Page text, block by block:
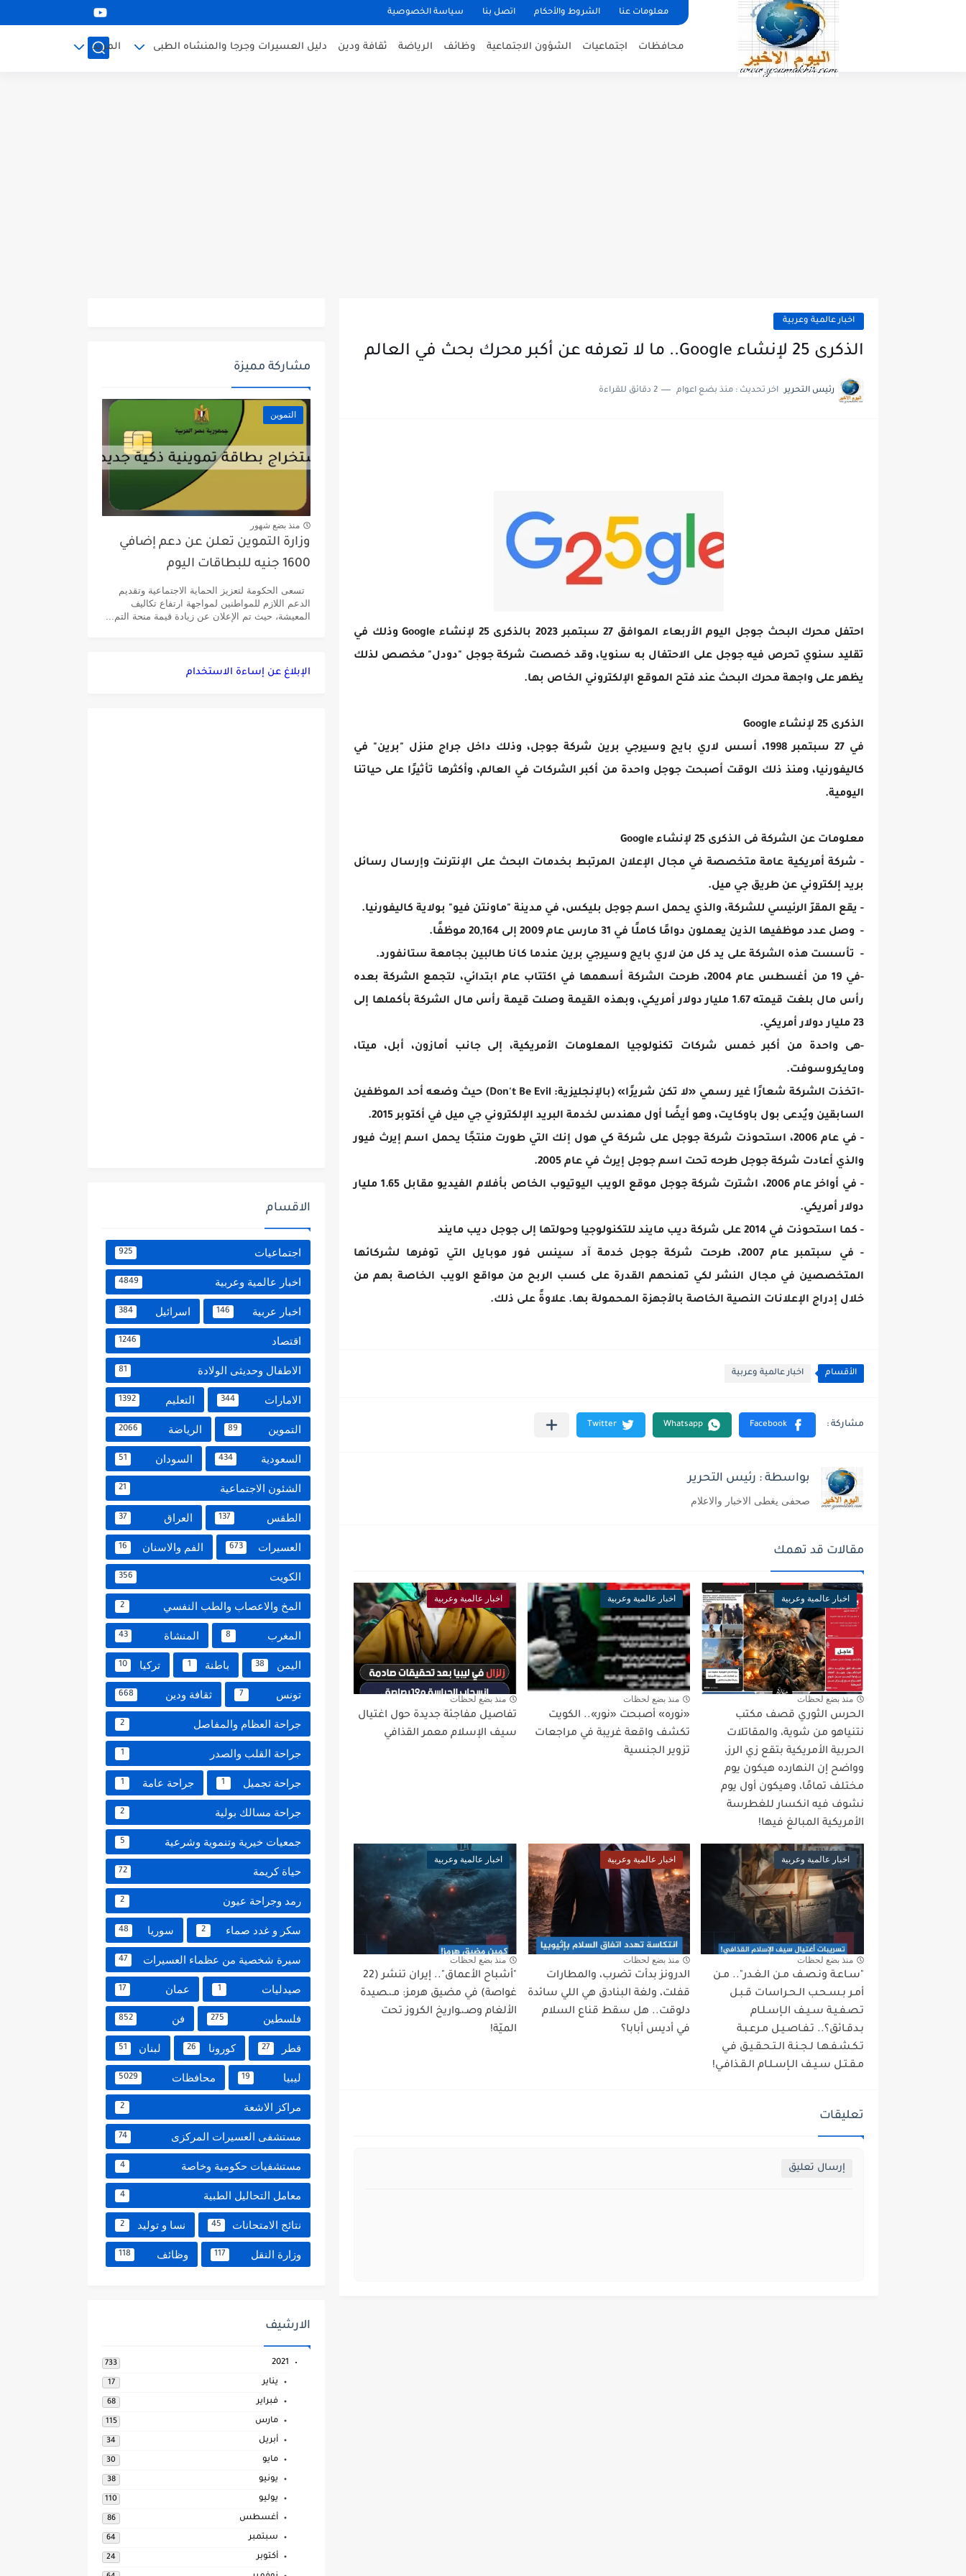
معلومات عنا الشروط والأحكام اتصل بنا سياسة الخصوصية
محافظات اجتماعيات الشؤون الاجتماعية وظائف الرياضة ثقافة ودين دليل العسيرات وجرجا والمنشاه الطبى المزيد
اخبار عالمية وعربية
الذكرى 25 لإنشاء Google.. ما لا تعرفه عن أكبر محرك بحث في العالم
رئيس التحرير اخر تحديث : منذ بضع اعوام 2 دقائق للقراءة
احتفل محرك البحث جوجل اليوم الأربعاء الموافق 27 سبتمبر 2023 بالذكرى 25 لإنشاء Google وذلك في
تقليد سنوي تحرص فيه جوجل على الاحتفال به سنويا، وقد خصصت شركة جوجل "دودل" مخصص لذلك
يظهر على واجهة محرك البحث عند فتح الموقع الإلكتروني الخاص بها.
الذكرى 25 لإنشاء Google
في 27 سبتمبر 1998، أسس لاري بايج وسيرجي برين شركة جوجل، وذلك داخل جراج منزل "برين" في
كاليفورنيا، ومنذ ذلك الوقت أصبحت جوجل واحدة من أكبر الشركات في العالم، وأكثرها تأثيرًا على حياتنا
اليومية.
معلومات عن الشركة فى الذكرى 25 لإنشاء Google
- شركة أمريكية عامة متخصصة في مجال الإعلان المرتبط بخدمات البحث على الإنترنت وإرسال رسائل
بريد إلكتروني عن طريق جي ميل.
- يقع المقرّ الرئيسي للشركة، والذي يحمل اسم جوجل بليكس، في مدينة "ماونتن فيو" بولاية كاليفورنيا.
- وصل عدد موظفيها الذين يعملون دوامًا كاملًا في 31 مارس عام 2009 إلى 20,164 موظفًا.
- تأسست هذه الشركة على يد كل من لاري بايج وسيرجي برين عندما كانا طالبين بجامعة ستانفورد.
-في 19 من أغسطس عام 2004، طرحت الشركة أسهمها في اكتتاب عام ابتدائي، لتجمع الشركة بعده
رأس مال بلغت قيمته 1.67 مليار دولار أمريكي، وبهذه القيمة وصلت قيمة رأس مال الشركة بأكملها إلى
23 مليار دولار أمريكي.
-هى واحدة من أكبر خمس شركات تكنولوجيا المعلومات الأمريكية، إلى جانب أمازون، أبل، ميتا،
ومايكروسوفت.
-اتخذت الشركة شعارًا غير رسمي «لا تكن شريرًا» (بالإنجليزية: Don't Be Evil)‏ حيث وضعه أحد الموظفين
السابقين ويُدعى بول باوكايت، وهو أيضًا أول مهندس لخدمة البريد الإلكتروني جي ميل في أكتوبر 2015.
- في عام 2006، استحوذت شركة جوجل على شركة كي هول إنك التي طورت منتجًا يحمل اسم إيرث فيور
والذي أعادت شركة جوجل طرحه تحت اسم جوجل إيرث في عام 2005.
- في أواخر عام 2006، اشترت شركة جوجل موقع الويب اليوتيوب الخاص بأفلام الفيديو مقابل 1.65 مليار
دولار أمريكي.
- كما استحوذت في 2014 على شركة ديب مايند للتكنولوجيا وحولتها إلى جوجل ديب مايند
- في سبتمبر عام 2007، طرحت شركة جوجل خدمة آد سينس فور موبايل التي توفرها لشركائها
المتخصصين في مجال النشر لكي تمنحهم القدرة على كسب الربح من مواقع الويب الخاصة بهم من
خلال إدراج الإعلانات النصية الخاصة بالأجهزة المحمولة بها. علاوةً على ذلك.
الأقسام اخبار عالمية وعربية
بواسطة : رئيس التحرير
صحفى يغطى الاخبار والاعلام
مقالات قد تهمك
اخبار عالمية وعربية
منذ بضع لحظات
الحرس الثوري قصف مكتب
نتنياهو من شوية، والمقاتلات
الحربية الأمريكية بتقع زي الرز،
وواضح إن النهارده هيكون يوم
مختلف تمامًا، وهيكون أول يوم
نشوف فيه انكسار للغطرسة
الأمريكية المبالغ فيها!
اخبار عالمية وعربية
منذ بضع لحظات
«نوره» أصبحت «نور».. الكويت
تكشف واقعة غريبة في مراجعات
تزوير الجنسية
اخبار عالمية وعربية
منذ بضع لحظات
تفاصيل مفاجئة جديدة حول اغتيال
سيف الإسلام معمر القذافي
اخبار عالمية وعربية
منذ بضع لحظات
"سـاعـة ونـصـف مـن الـغـدر".. مـن
أمـر بـسـحـب الـحـراسات قـبـل
تـصـفـيـة سـيـف الـإسـلـام
بـدقـائق؟.. تـفـاصـيـل مـرعـبـة
تـكـشـفـهـا لـجـنـة الـتـحـقـيـق فـي
مـقـتـل سـيـف الـإسـلـام الـقـذافـي!
اخبار عالمية وعربية
منذ بضع لحظات
الدرونز بدأت تضرب، والمطارات
قفلت، ولغة البنادق هي اللي سائدة
دلوقت.. هل سقط قناع السلام
في أديس أبابا؟
اخبار عالمية وعربية
منذ بضع لحظات
"أشباح الأعماق".. إيران تنشر (22
غواصة) في مضيق هرمز: مـ،ـصيدة
الألغام وصـ،ـواريخ الكروز تحت
الميّة!
تعليقات
إرسال تعليق
مشاركة مميزة
التموين
منذ بضع شهور
وزارة التموين تعلن عن دعم إضافي
1600 جنيه للبطاقات اليوم
تسعى الحكومة لتعزيز الحماية الاجتماعية وتقديم
الدعم اللازم للمواطنين لمواجهة ارتفاع تكاليف
المعيشة، حيث تم الإعلان عن زيادة قيمة منحة التم...
الإبلاغ عن إساءة الاستخدام
الاقسام
اجتماعيات 925
اخبار عالمية وعربية 4849
اخبار عربية 146 اسرائيل 384
اقتصاد 1246
الاطفال وحديثى الولادة 81
الامارات 344 التعليم 1392
التموين 89 الرياضة 2066
السعودية 434 السودان 51
الشئون الاجتماعية 21
الطقس 137 العراق 37
العسيرات 673 الفم والاسنان 16
الكويت 356
المخ والاعصاب والطب النفسي 2
المغرب 8 المنشاة 43
اليمن 38 باطنة 1 تركيا 10
تونس 7 ثقافة ودين 668
جراحة العظام والمفاصل 2
جراحة القلب والصدر 1
جراحة تجميل 1 جراحة عامة 1
جراحة مسالك بولية 2
جمعيات خيرية وتنموية وشرعية 5
حياة كريمة 72
رمد وجراحة عيون 2
سكر و غدد صماء 2 سوريا 48
سيرة شخصية من عظماء العسيرات 47
صيدليات 1 عمان 17
فلسطين 275 فن 852
قطر 27 كورونا 26 لبنان 51
ليبيا 19 محافظات 5029
مراكز الاشعة 2
مستشفى العسيرات المركزى 74
مستشفيات حكومية وخاصة 4
معامل التحاليل الطبية 4
نتائج الامتحانات 45 نسا و توليد 2
وزارة النقل 117 وظائف 118
الارشيف
2021
733
يناير 17
فبراير 68
مارس 115
أبريل 34
مايو 30
يونيو 38
يوليو 110
أغسطس 86
سبتمبر 64
أكتوبر 24